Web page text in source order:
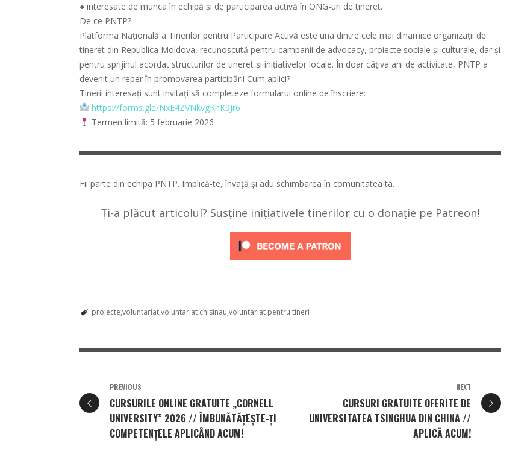
● interesate de munca în echipă și de participarea activă în ONG-uri de tineret.
De ce PNTP?
Platforma Națională a Tinerilor pentru Participare Activă este una dintre cele mai dinamice organizații de
tineret din Republica Moldova, recunoscută pentru campanii de advocacy, proiecte sociale și culturale, dar și
pentru sprijinul acordat structurilor de tineret și inițiativelor locale. În doar câțiva ani de activitate, PNTP a
devenit un reper în promovarea participării Cum aplici?
Tinerii interesați sunt invitați să completeze formularul online de înscriere:
https://forms.gle/NxE4ZVNkvgKhK9Jr6
Termen limită: 5 februarie 2026
Fii parte din echipa PNTP. Implică-te, învață și adu schimbarea în comunitatea ta.
Ți-a plăcut articolul? Susține inițiativele tinerilor cu o donație pe Patreon!
proiecte voluntariatvoluntariat chisinau voluntariat pentru tineri
PREVIOUS
CURSURILE ONLINE GRATUITE „CORNELL
UNIVERSITY” 2026 // ÎMBUNĂTĂȚEȘTE-ȚI
COMPETENȚELE APLICÂND ACUM!
NEXT
CURSURI GRATUITE OFERITE DE
UNIVERSITATEA TSINGHUA DIN CHINA //
APLICĂ ACUM!